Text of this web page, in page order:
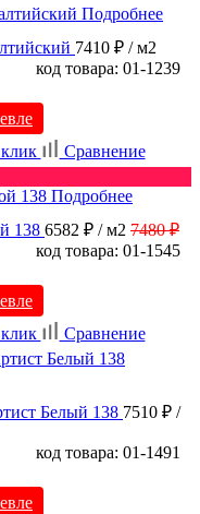
Подробнее
7410 ₽ / м2
код товара: 01-1239
Сравнение
Подробнее
138 6582 ₽ / м2 7480 ₽
код товара: 01-1545
Сравнение
Белый 138 7510 ₽ /
код товара: 01-1491